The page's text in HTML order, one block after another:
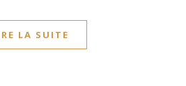
LA SUITE